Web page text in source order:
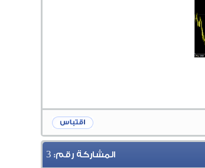
المشاركة رقم: 3